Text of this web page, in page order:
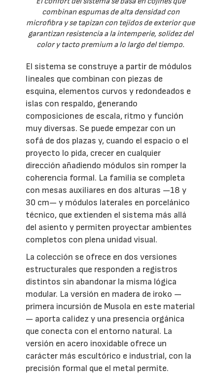
combinan espumas de alta densidad con
microfibra y se tapizan con tejidos de exterior que
garantizan resistencia a la intemperie, solidez del
color y tacto premium a lo largo del tiempo.
El sistema se construye a partir de módulos
lineales que combinan con piezas de
esquina, elementos curvos y redondeados e
islas con respaldo, generando
composiciones de escala, ritmo y función
muy diversas. Se puede empezar con un
sofá de dos plazas y, cuando el espacio o el
proyecto lo pida, crecer en cualquier
dirección añadiendo módulos sin romper la
coherencia formal. La familia se completa
con mesas auxiliares en dos alturas —18 y
30 cm— y módulos laterales en porcelánico
técnico, que extienden el sistema más allá
del asiento y permiten proyectar ambientes
completos con plena unidad visual.
La colección se ofrece en dos versiones
estructurales que responden a registros
distintos sin abandonar la misma lógica
modular. La versión en madera de iroko —
primera incursión de Musola en este material
— aporta calidez y una presencia orgánica
que conecta con el entorno natural. La
versión en acero inoxidable ofrece un
carácter más escultórico e industrial, con la
precisión formal que el metal permite.